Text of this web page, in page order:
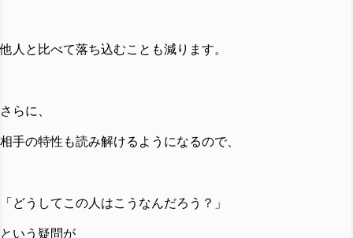
他人と比べて落ち込むことも減ります。
さらに、
相手の特性も読み解けるようになるので、
「どうしてこの人はこうなんだろう？」
という疑問が